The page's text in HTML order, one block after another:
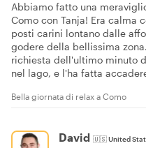
Abbiamo fatto una
Como con Tanja! Era calma
posti carini lontano dalle
godere della bellissima
richiesta dell'ultimo minuto
nel lago, e l'ha fatta
Bella giornata di relax a Como
David 🇺🇸United